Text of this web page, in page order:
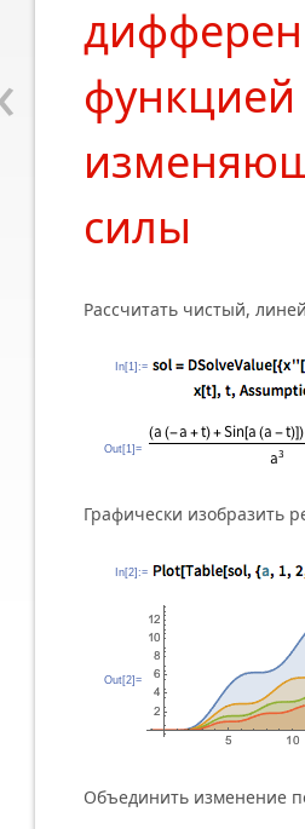
функцией
силы
Рассчитать чистый,
In[1]:=
Out[1]=
Графически изобразить
In[2]:=
Out[2]=
Объединить изменение